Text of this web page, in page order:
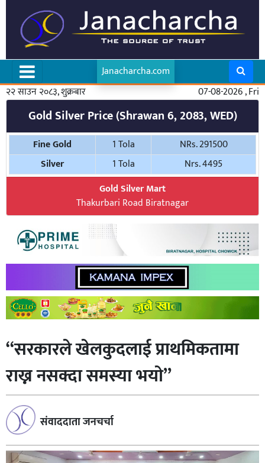
Janacharcha.com
२२ साउन २०८३, शुक्रबार
07-08-2026 , Fri
Gold Silver Price (Shrawan 6, 2083, WED)
Fine Gold 1 Tola
NRs. 291500
Silver
1 Tola
Nrs. 4495
Gold Silver Mart
Thakurbari Road Biratnagar
“सरकारले खेलकुदलाई प्राथमिकतामा
राख्न नसक्दा समस्या भयाे”
संवाददाता जनचर्चा